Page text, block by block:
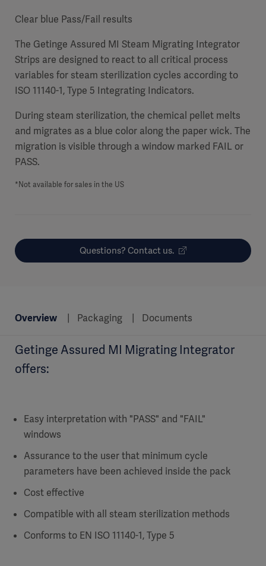
Clear blue Pass/Fail results
The Getinge Assured MI Steam Migrating Integrator
Strips are designed to react to all critical process
variables for steam sterilization cycles according to
ISO 11140-1, Type 5 Integrating Indicators.
During steam sterilization, the chemical pellet melts
and migrates as a blue color along the paper wick. The
migration is visible through a window marked FAIL or
PASS.
*Not available for sales in the US
Questions? Contact us.
Overview Packaging Documents
Getinge Assured MI Migrating Integrator
offers:
Easy interpretation with "PASS" and "FAIL"
windows
Assurance to the user that minimum cycle
parameters have been achieved inside the pack
Cost effective
Compatible with all steam sterilization methods
Conforms to EN ISO 11140-1, Type 5